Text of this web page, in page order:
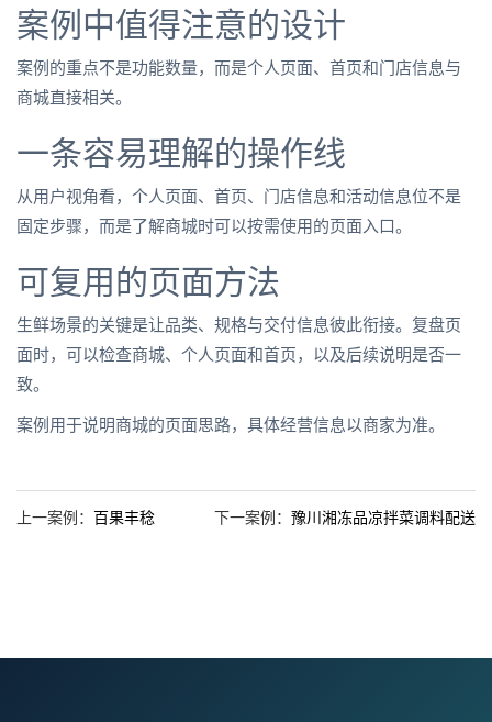
案例中值得注意的设计
案例的重点不是功能数量，而是个人页面、首页和门店信息与
商城直接相关。
一条容易理解的操作线
从用户视角看，个人页面、首页、门店信息和活动信息位不是
固定步骤，而是了解商城时可以按需使用的页面入口。
可复用的页面方法
生鲜场景的关键是让品类、规格与交付信息彼此衔接。复盘页
面时，可以检查商城、个人页面和首页，以及后续说明是否一
致。
案例用于说明商城的页面思路，具体经营信息以商家为准。
上一案例： 百果丰稔 下一案例： 豫川湘冻品凉拌菜调料配送